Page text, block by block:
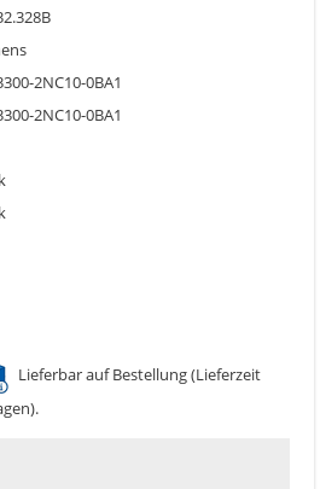
2NC10-0BA1
2NC10-0BA1
Lieferbar auf Bestellung (Lieferzeit